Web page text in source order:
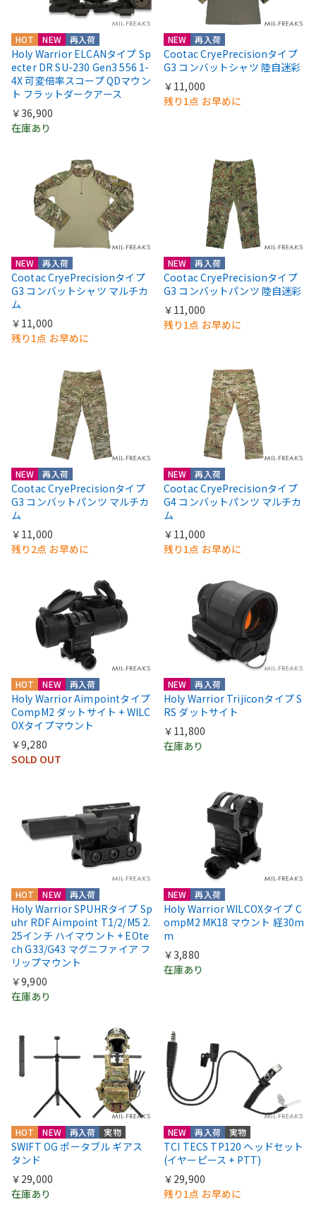
HOT NEW 再入荷
Holy Warrior ELCANタイプ Sp
ecter DR SU-230 Gen3 556 1-
4X 可変倍率スコープ QDマウン
ト フラットダークアース
￥36,900
在庫あり
NEW 再入荷
Cootac CryePrecisionタイプ
G3 コンバットシャツ 陸自迷彩
￥11,000
残り1点 お早めに
NEW 再入荷
Cootac CryePrecisionタイプ
G3 コンバットシャツ マルチカ
ム
￥11,000
残り1点 お早めに
NEW 再入荷
Cootac CryePrecisionタイプ
G3 コンバットパンツ 陸自迷彩
￥11,000
残り1点 お早めに
NEW 再入荷
Cootac CryePrecisionタイプ
G3 コンバットパンツ マルチカ
ム
￥11,000
残り2点 お早めに
NEW 再入荷
Cootac CryePrecisionタイプ
G4 コンバットパンツ マルチカ
ム
￥11,000
残り1点 お早めに
HOT NEW 再入荷
Holy Warrior Aimpointタイプ
CompM2 ダットサイト + WILC
OXタイプマウント
￥9,280
SOLD OUT
NEW 再入荷
Holy Warrior Trijiconタイプ S
RS ダットサイト
￥11,800
在庫あり
HOT NEW 再入荷
Holy Warrior SPUHRタイプ Sp
uhr RDF Aimpoint T1/2/M5 2.
25インチ ハイマウント + EOte
ch G33/G43 マグニファイア フ
リップマウント
￥9,900
在庫あり
NEW 再入荷
Holy Warrior WILCOXタイプ C
ompM2 MK18 マウント 経30m
m
￥3,880
在庫あり
HOT NEW 再入荷 実物
SWIFT OG ポータブル ギアス
タンド
￥29,000
在庫あり
NEW 再入荷 実物
TCI TECS TP120 ヘッドセット
(イヤーピース + PTT)
￥29,900
残り1点 お早めに